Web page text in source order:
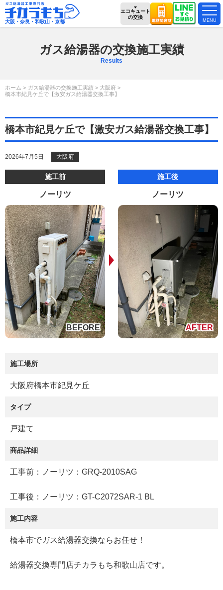
大阪・奈良・和歌山・京都
エコキュート
の交換
ガス給湯器の交換施工実績
Results
ホーム ガス給湯器の交換施工実績
大阪府
橋本市紀見ケ丘で【激安ガス給湯器交換工事】
橋本市紀見ケ丘で【激安ガス給湯器交換工事】
2026年7月5日 大阪府
施工前
ノーリツ
施工後
ノーリツ
施工場所
大阪府橋本市紀見ケ丘
タイプ
戸建て
商品詳細
工事前：ノーリツ：GRQ-2010SAG
工事後：ノーリツ：GT-C2072SAR-1 BL
施工内容
橋本市でガス給湯器交換ならお任せ！
給湯器交換専門店チカラもち和歌山店です。